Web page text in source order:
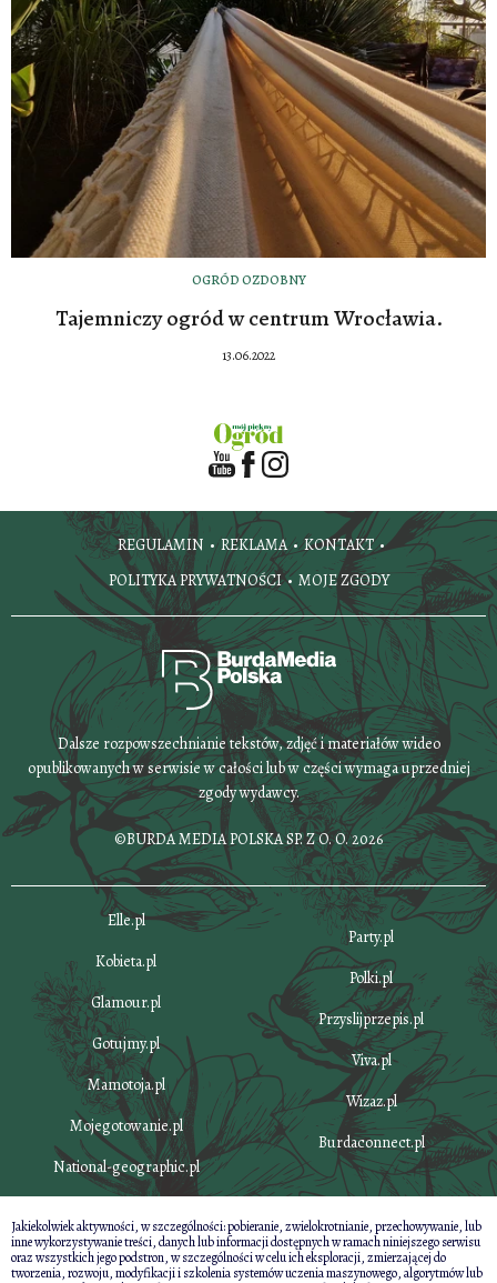
OGRÓD OZDOBNY
Tajemniczy ogród w centrum Wrocławia.
13.06.2022
REGULAMIN REKLAMA
KONTAKT
POLITYKA PRYWATNOŚCI
MOJE ZGODY
Dalsze rozpowszechnianie tekstów, zdjęć i materiałów wideo
opublikowanych w serwisie w całości lub w części wymaga uprzedniej
zgody wydawcy.
©BURDA MEDIA POLSKA SP. Z O. O. 2026
Elle.pl
Kobieta.pl
Glamour.pl
Gotujmy.pl
Mamotoja.pl
Mojegotowanie.pl
National-geographic.pl
Party.pl
Polki.pl
Przyslijprzepis.pl
Viva.pl
Wizaz.pl
Burdaconnect.pl
Jakiekolwiek aktywności, w szczególności: pobieranie, zwielokrotnianie, przechowywanie, lub
inne wykorzystywanie treści, danych lub informacji dostępnych w ramach niniejszego serwisu
oraz wszystkich jego podstron, w szczególności w celu ich eksploracji, zmierzającej do
tworzenia, rozwoju, modyfikacji i szkolenia systemów uczenia maszynowego, algorytmów lub